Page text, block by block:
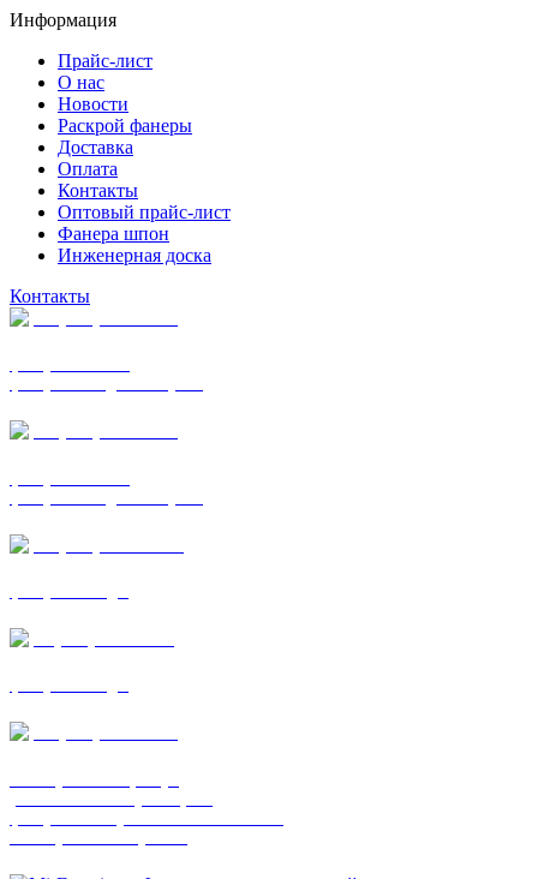
Информация
Прайс-лист
О нас
Новости
Раскрой фанеры
Доставка
Оплата
Контакты
Оптовый прайс-лист
Фанера шпон
Инженерная доска
Контакты